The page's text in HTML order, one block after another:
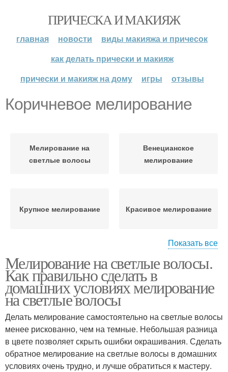
ПРИЧЕСКА И МАКИЯЖ
главная новости
виды макияжа и причесок
как делать прически и макияж
прически и макияж на дому
игры отзывы
Коричневое мелирование
Мелирование на
светлые волосы
Венецианское
мелирование
Крупное мелирование Красивое мелирование
мелирование
мелирование
Обратное мелирование
Показать все
Мелирование на светлые волосы.
Как правильно сделать в
домашних условиях мелирование
на светлые волосы
Делать мелирование самостоятельно на светлые волосы
менее рискованно, чем на темные. Небольшая разница
в цвете позволяет скрыть ошибки окрашивания. Сделать
обратное мелирование на светлые волосы в домашних
условиях очень трудно, и лучше обратиться к мастеру.